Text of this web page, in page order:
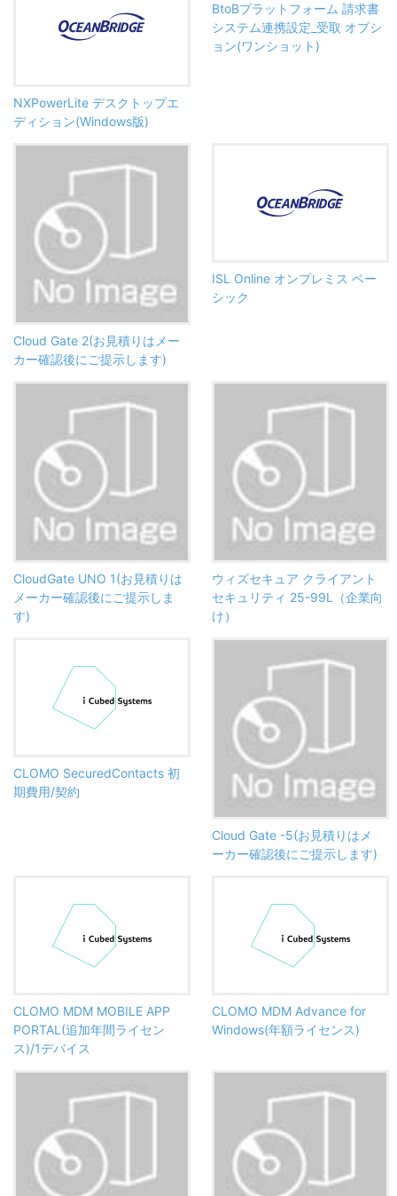
NXPowerLite デスクトップエ
ディション(Windows版)
BtoBプラットフォーム 請求書
システム連携設定_受取 オプシ
ョン(ワンショット)
Cloud Gate 2(お見積りはメー
カー確認後にご提示します)
ISL Online オンプレミス ベー
シック
CloudGate UNO 1(お見積りは
メーカー確認後にご提示しま
す)
ウィズセキュア クライアント
セキュリティ 25-99L（企業向
け）
CLOMO SecuredContacts 初
期費用/契約
Cloud Gate -5(お見積りはメ
ーカー確認後にご提示します)
CLOMO MDM MOBILE APP
PORTAL(追加年間ライセン
ス)/1デバイス
CLOMO MDM Advance for
Windows(年額ライセンス)